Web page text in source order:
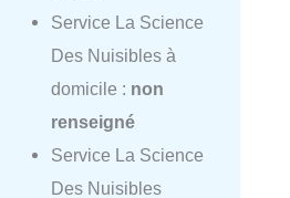
Service La Science
Des Nuisibles à
domicile : non
renseigné
Service La Science
Des Nuisibles